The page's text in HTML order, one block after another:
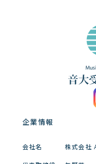
企業情報
会社名 株式会社